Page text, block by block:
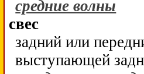
средние волны
свес
задний или
выступающей